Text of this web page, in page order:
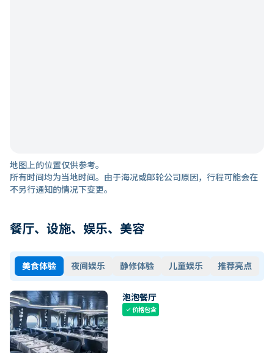
地图上的位置仅供参考。
所有时间均为当地时间。由于海况或邮轮公司原因，行程可能会在
不另行通知的情况下变更。
餐厅、设施、娱乐、美容
美食体验 夜间娱乐 静修体验 儿童娱乐 推荐亮点
泡泡餐厅
check价格包含